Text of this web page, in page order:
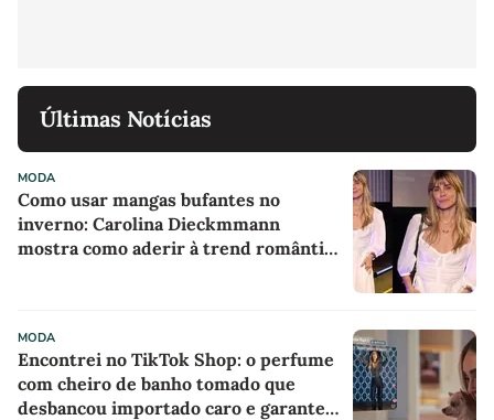
Últimas Notícias
MODA
Como usar mangas bufantes no
inverno: Carolina Dieckmmann
mostra como aderir à trend romântica
MODA
Encontrei no TikTok Shop: o perfume
com cheiro de banho tomado que
desbancou importado caro e garante